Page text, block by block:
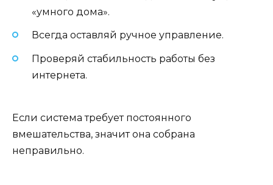
«умного дома».
Всегда оставляй ручное управление.
Проверяй стабильность работы без
интернета.
Если система требует постоянного
вмешательства, значит она собрана
неправильно.